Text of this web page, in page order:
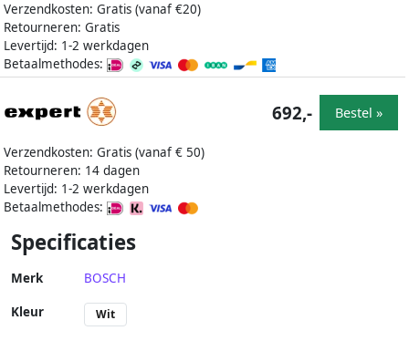
Verzendkosten: Gratis (vanaf €20)
Retourneren: Gratis
Levertijd: 1-2 werkdagen
Betaalmethodes:
Verzendkosten: Gratis (vanaf € 50)
Retourneren: 14 dagen
Levertijd: 1-2 werkdagen
Betaalmethodes:
692,- Bestel »
Specificaties
Merk BOSCH
Kleur Wit